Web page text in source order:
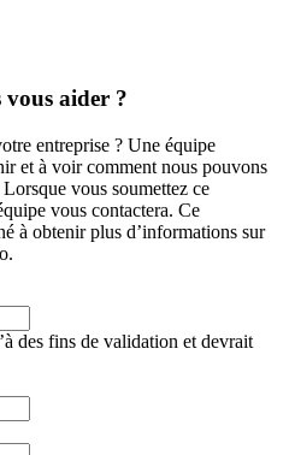
aider ?
entreprise ? Une équipe
et à voir comment nous pouvons
vous soumettez ce
vous contactera. Ce
à obtenir plus d’informations sur
des fins de validation et devrait